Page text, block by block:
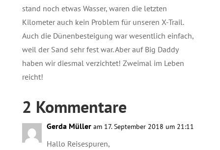
stand noch etwas Wasser, waren die letzten
Kilometer auch kein Problem für unseren X-Trail.
Auch die Dünenbesteigung war wesentlich einfach,
weil der Sand sehr fest war. Aber auf Big Daddy
haben wir diesmal verzichtet! Zweimal im Leben
reicht!
2 Kommentare
Gerda Müller am 17. September 2018 um 21:11
Hallo Reisespuren,